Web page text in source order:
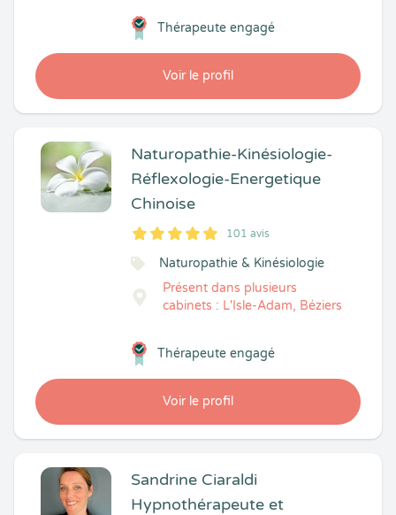
Voir le profil
Thérapeute engagé
Naturopathie-Kinésiologie-
Réflexologie-Energetique
Chinoise
5
1
5
101 101 avis
Naturopathie & Kinésiologie
Présent dans plusieurs
cabinets : L'Isle-Adam, Béziers
Voir le profil
Thérapeute engagé
Sandrine Ciaraldi
Hypnothérapeute et